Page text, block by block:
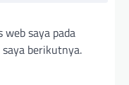
saya pada
berikutnya.